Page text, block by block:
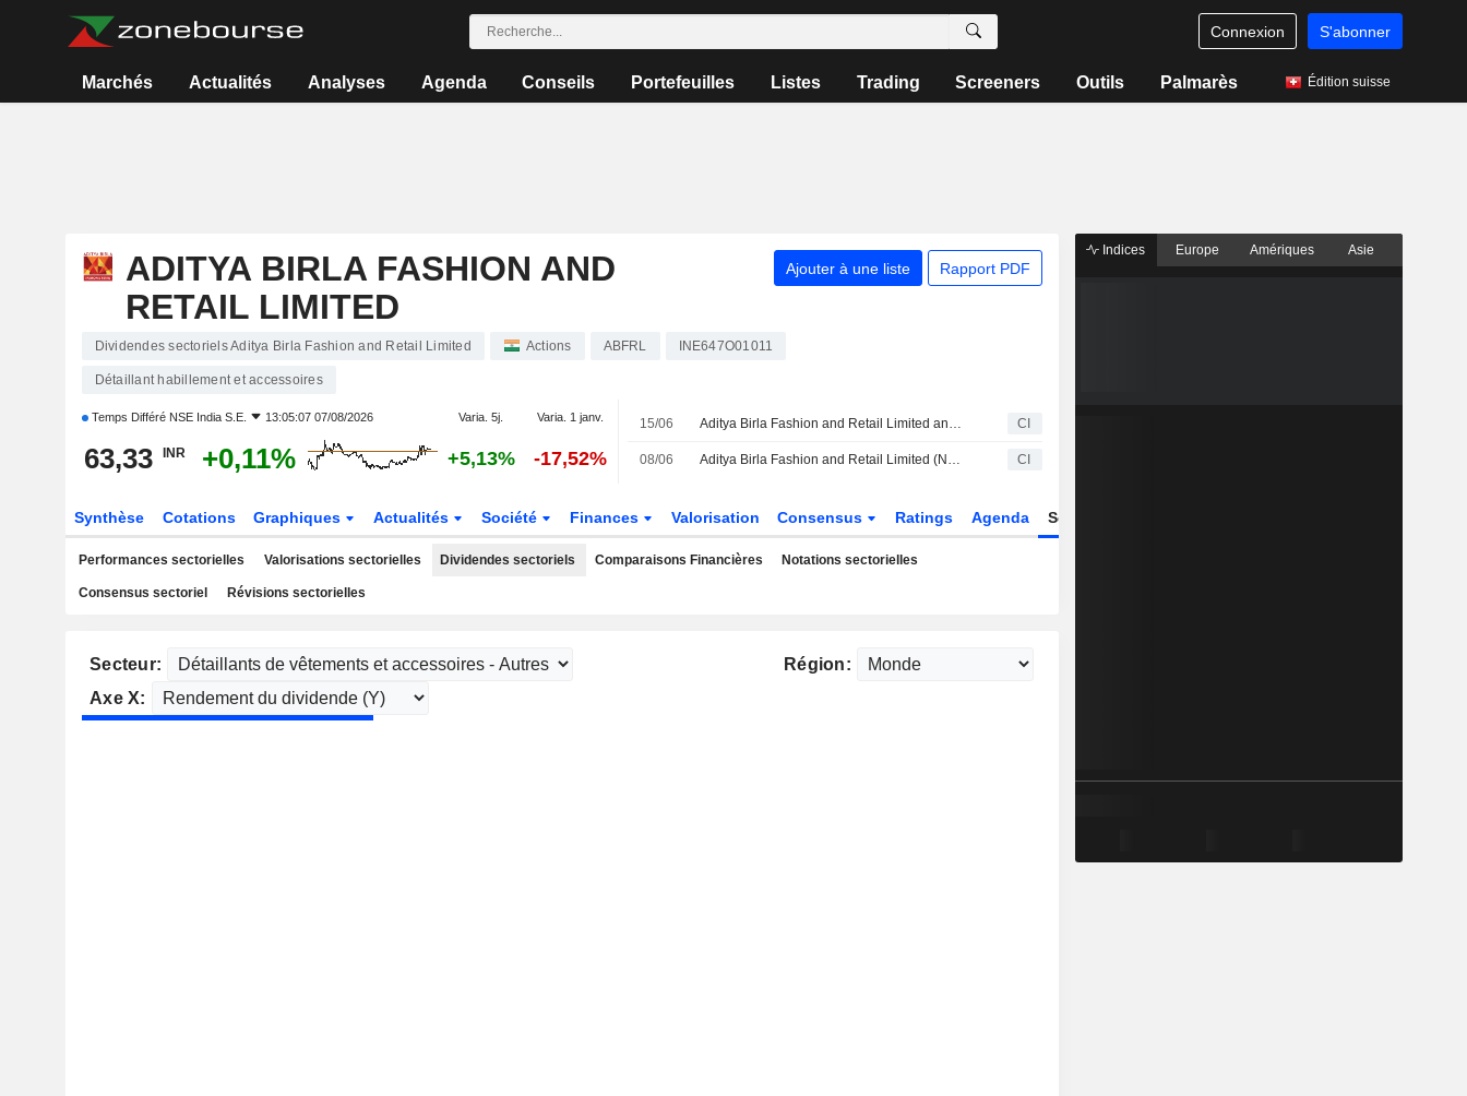
Connexion S'abonner
Marchés Actualités Analyses Agenda Conseils Portefeuilles Listes Trading Screeners Outils Palmarès Édition suisse
ADITYA BIRLA FASHION AND
RETAIL LIMITED
Ajouter à une liste Rapport PDF
Dividendes sectoriels Aditya Birla Fashion and Retail Limited Actions ABFRL INE647O01011
Détaillant habillement et accessoires
Temps Différé NSE India S.E. 13:05:07 07/08/2026 Varia. 5j. Varia. 1 janv.
63,33 INR +0,11% +5,13% -17,52%
15/06 Aditya Birla Fashion and Retail Limited annonce le départ de Sangeeta Tanwani de son poste de directrice exécutive, effectif au 31 juillet 2026 CI
08/06 Aditya Birla Fashion and Retail Limited (NSEI:ABFRL) a conclu un accord pour l'acquisition d'une participation additionnelle de 10,02% dans Bewakoof Brands Pvt. Ltd. CI
Synthèse Cotations Graphiques Actualités Société Finances Valorisation Consensus Ratings Agenda Secteur
Performances sectorielles Valorisations sectorielles Dividendes sectoriels Comparaisons Financières Notations sectorielles
Consensus sectoriel Révisions sectorielles
Secteur:
Région:
Axe X:
Indices Europe Amériques Asie